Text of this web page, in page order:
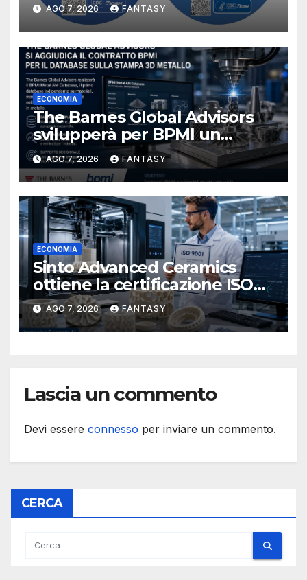
NIOSH
AGO 7, 2026 FANTASY
ECONOMIA
The Barnes Global Advisors
svilupperà per BPMI un
database per la stampa 3D
metallica destinata alla filiera
navale statunitense
AGO 7, 2026 FANTASY
ECONOMIA
Sinto Advanced Ceramics
ottiene la certificazione ISO
9001 per la stampa 3D di
ceramiche tecniche
AGO 7, 2026 FANTASY
Lascia un commento
Devi essere connesso per inviare un commento.
CERCA